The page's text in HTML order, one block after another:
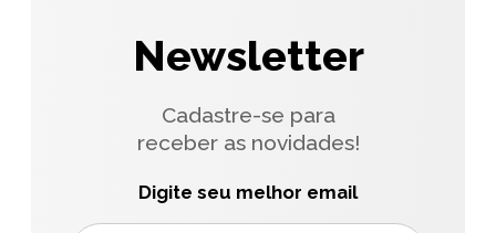
Newsletter
Cadastre-se para
receber as novidades!
Digite seu melhor email